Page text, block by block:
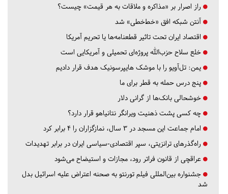
راز اصرار بر «مذاکره و ملاقات به هر قیمت» چیست؟
آنتن شبکه افق «خط‌خطی» شد
اقتصاد ایران تحت تاثیر قطعنامه‌ها یا تحریم‌ آمریکا
خلع سلاح حزب‌الله پروژه‌ای تحمیلی و آمریکایی است
یمن: تل‌آویو را با موشک هایپرسونیک هدف قرار دادیم
پنج درس‌ حمله به قطر برای ما
خوشحالی بانک‌ها از گرانی دلار
چه کسی پشت ذهنیت ویرانگر نتانیاهو قرار دارد؟
امام جماعت این مسجد در ۳ سال، نمازگزاران را ۴ برابر کرد
راه‌گذرهای ترانزیتی، سپر اقتصادی-سیاسی ایران در برابر تهدیدات
عراقچی از قانون فراتر رود، مجازات و استیضاح می‌شود
جشنواره بین‌المللی فیلم تورنتو به صحنه اعتراض علیه اسرائیل بدل
شد